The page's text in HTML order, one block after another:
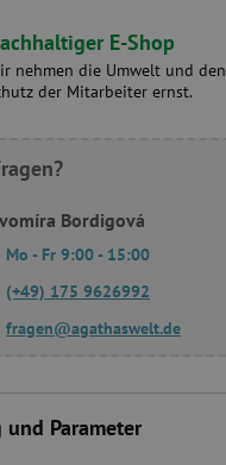
E-Shop
nehmen die Umwelt und den
der Mitarbeiter ernst.
Bordigová
Mo - Fr 9:00 - 15:00
(+49) 175 9626992
fragen@agathaswelt.de
Parameter